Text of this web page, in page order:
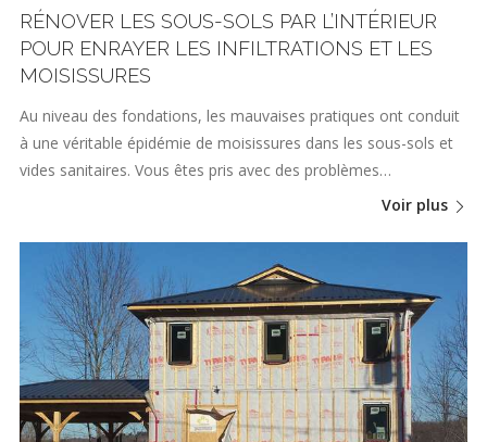
RÉNOVER LES SOUS-SOLS PAR L’INTÉRIEUR
POUR ENRAYER LES INFILTRATIONS ET LES
MOISISSURES
Au niveau des fondations, les mauvaises pratiques ont conduit
à une véritable épidémie de moisissures dans les sous-sols et
vides sanitaires. Vous êtes pris avec des problèmes…
Voir plus